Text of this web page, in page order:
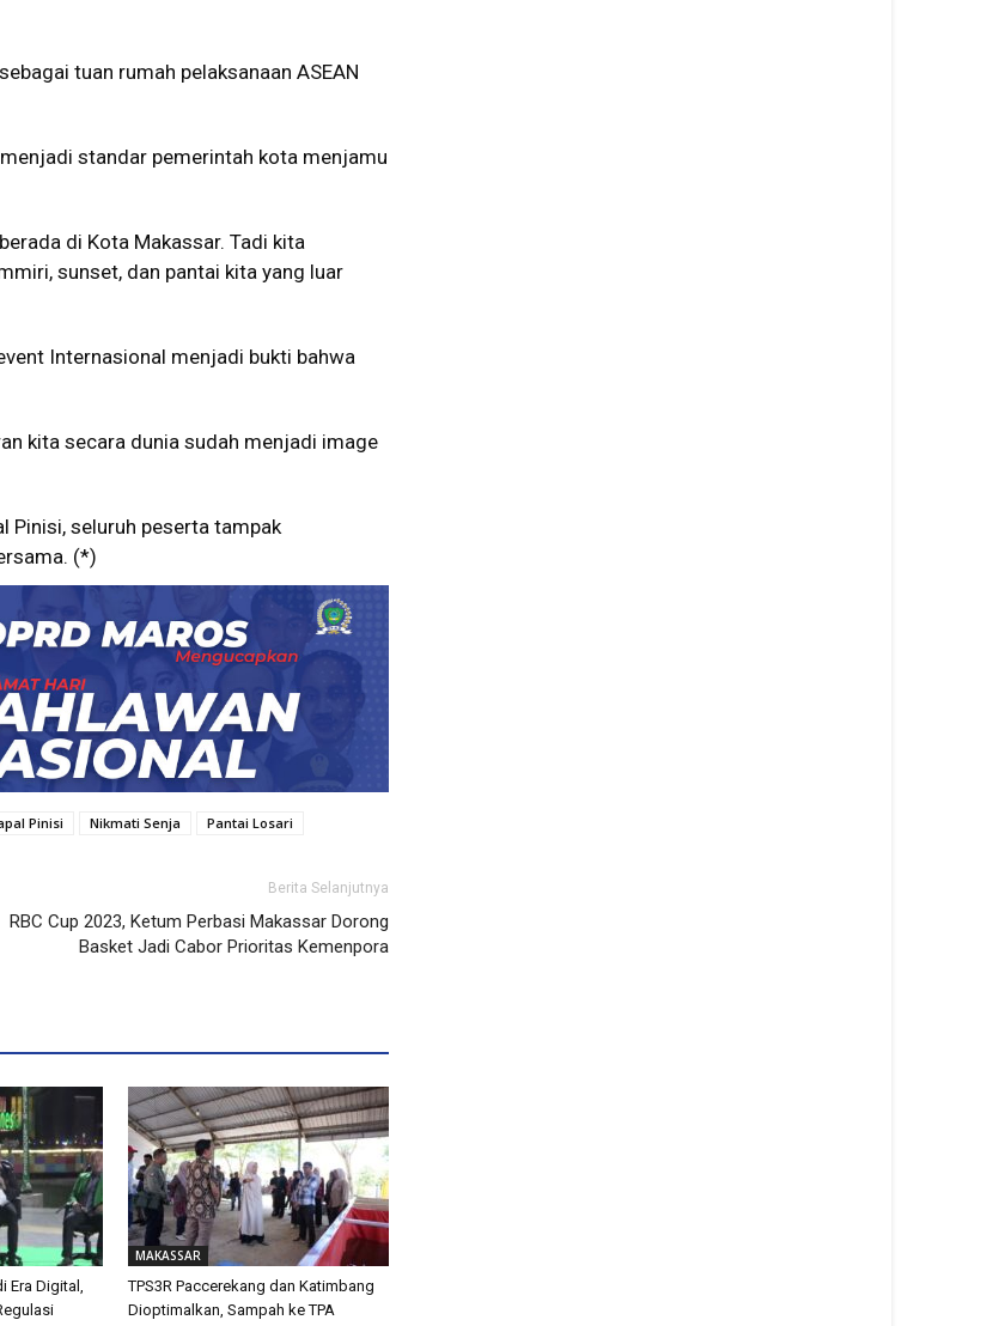
tuan rumah pelaksanaan ASEAN
standar pemerintah kota menjamu
di Kota Makassar. Tadi kita
sunset, dan pantai kita yang luar
Internasional menjadi bukti bahwa
kita secara dunia sudah menjadi image
Pinisi, seluruh peserta tampak
(*)
Pinisi Nikmati Senja Pantai Losari
Berita Selanjutnya
RBC Cup 2023, Ketum Perbasi Makassar Dorong
Basket Jadi Cabor Prioritas Kemenpora
Digital,
MAKASSAR
TPS3R Paccerekang dan Katimbang
Dioptimalkan, Sampah ke TPA